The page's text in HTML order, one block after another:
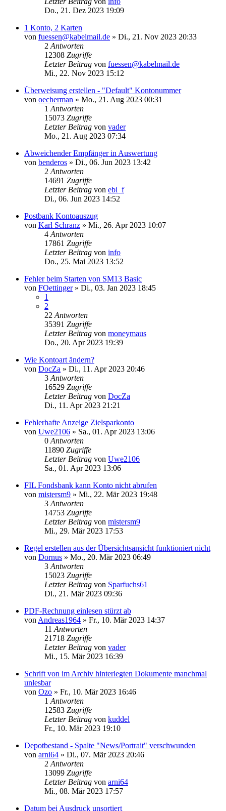
Do., 21. Dez 2023 19:09
1 Konto, 2 Karten
von fuessen@kabelmail.de » Di., 21. Nov 2023 20:33
2 Antworten
12308 Zugriffe
Letzter Beitrag von fuessen@kabelmail.de
Mi., 22. Nov 2023 15:12
Überweisung erstellen - "Default" Kontonummer
von oecherman » Mo., 21. Aug 2023 00:31
1 Antworten
15073 Zugriffe
Letzter Beitrag von vader
Mo., 21. Aug 2023 07:34
Abweichender Empfänger in Auswertung
von benderos » Di., 06. Jun 2023 13:42
2 Antworten
14691 Zugriffe
Letzter Beitrag von ebi_f
Di., 06. Jun 2023 14:52
Postbank Kontoauszug
von Karl Schranz » Mi., 26. Apr 2023 10:07
4 Antworten
17861 Zugriffe
Letzter Beitrag von info
Do., 25. Mai 2023 13:52
Fehler beim Starten von SM13 Basic
von FOettinger» Di., 03. Jan 2023 18:45
1
2
22 Antworten
35391 Zugriffe
Letzter Beitrag von moneymaus
Do., 20. Apr 2023 19:39
Wie Kontoart ändern?
von DocZa » Di., 11. Apr 2023 20:46
3 Antworten
16529 Zugriffe
Letzter Beitrag von DocZa
Di., 11. Apr 2023 21:21
Fehlerhafte Anzeige Zielsparkonto
von Uwe2106 » Sa., 01. Apr 2023 13:06
0 Antworten
11890 Zugriffe
Letzter Beitrag von Uwe2106
Sa., 01. Apr 2023 13:06
FIL Fondsbank kann Konto nicht abrufen
von mistersm9 » Mi., 22. Mär 2023 19:48
3 Antworten
14753 Zugriffe
Letzter Beitrag von mistersm9
Mi., 29. Mär 2023 17:53
Regel erstellen aus der Übersichtsansicht funktioniert nicht
von Dornus » Mo., 20. Mär 2023 06:49
3 Antworten
15023 Zugriffe
Letzter Beitrag von Sparfuchs61
Di., 21. Mär 2023 09:36
PDF-Rechnung einlesen stürzt ab
von Andreas1964 » Fr., 10. Mär 2023 14:37
11 Antworten
21718 Zugriffe
Letzter Beitrag von vader
Mi., 15. Mär 2023 16:39
Schrift von im Archiv hinterlegten Dokumente manchmal
unlesbar
von Ozo » Fr., 10. Mär 2023 16:46
1 Antworten
12583 Zugriffe
Letzter Beitrag von kuddel
Fr., 10. Mär 2023 19:10
Depotbestand - Spalte "News/Portrait" verschwunden
von arni64 » Di., 07. Mär 2023 20:46
2 Antworten
13099 Zugriffe
Letzter Beitrag von arni64
Mi., 08. Mär 2023 17:57
Datum bei Ausdruck unsortiert